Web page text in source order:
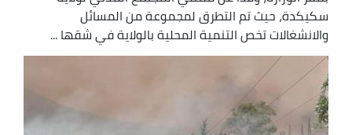
سكيكدة، حيث تم التطرق لمجموعة من المسائل
والانشغالات تخص التنمية المحلية بالولاية في شقها ...